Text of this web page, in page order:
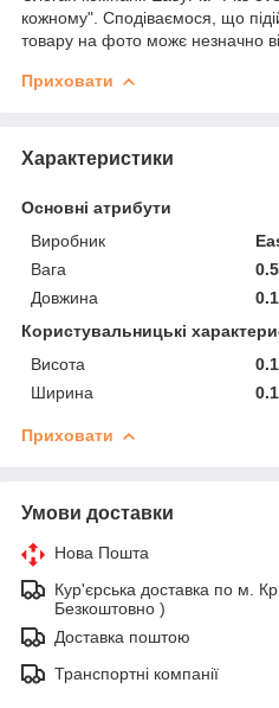
кожному". Сподіваємося, що
товару на фото можє незначно
Приховати
Характеристики
Основні атрибути
Виробник
Вага
Довжина
Користувальницькі
Висота
Ширина
0.1
Приховати
Умови доставки
Нова Пошта
Кур'єрська доставка по м.
Безкоштовно )
Доставка поштою
Транспортні компанії